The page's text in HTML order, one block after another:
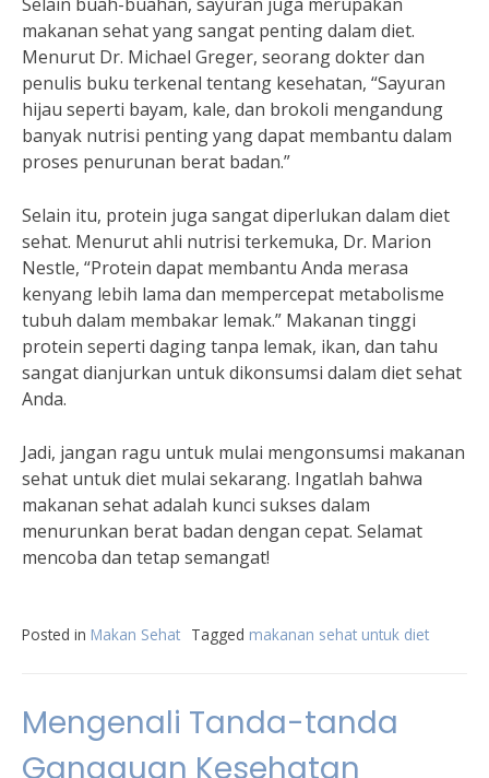
makanan sehat yang sangat penting dalam diet.
Menurut Dr. Michael Greger, seorang dokter dan
penulis buku terkenal tentang kesehatan, “Sayuran
hijau seperti bayam, kale, dan brokoli mengandung
banyak nutrisi penting yang dapat membantu dalam
proses penurunan berat badan.”
Selain itu, protein juga sangat diperlukan dalam diet
sehat. Menurut ahli nutrisi terkemuka, Dr. Marion
Nestle, “Protein dapat membantu Anda merasa
kenyang lebih lama dan mempercepat metabolisme
tubuh dalam membakar lemak.” Makanan tinggi
protein seperti daging tanpa lemak, ikan, dan tahu
sangat dianjurkan untuk dikonsumsi dalam diet sehat
Anda.
Jadi, jangan ragu untuk mulai mengonsumsi makanan
sehat untuk diet mulai sekarang. Ingatlah bahwa
makanan sehat adalah kunci sukses dalam
menurunkan berat badan dengan cepat. Selamat
mencoba dan tetap semangat!
Posted in Makan Sehat Tagged makanan sehat untuk diet
Mengenali Tanda-tanda
Gangguan Kesehatan